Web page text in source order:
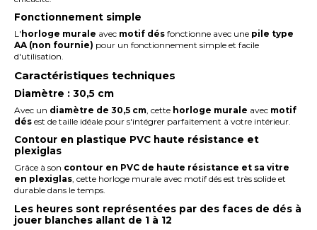
Fonctionnement simple
L' horloge murale avec motif dés fonctionne avec une pile type
AA (non fournie) pour un fonctionnement simple et facile
d'utilisation.
Caractéristiques techniques
Diamètre : 30,5 cm
Avec un diamètre de 30,5 cm , cette horloge murale avec motif
dés est de taille idéale pour s'intégrer parfaitement à votre intérieur.
Contour en plastique PVC haute résistance et
plexiglas
Grâce à son contour en PVC de haute résistance et sa vitre
en plexiglas, cette horloge murale avec motif dés est très solide et
durable dans le temps.
Les heures sont représentées par des faces de dés à
jouer blanches allant de 1 à 12